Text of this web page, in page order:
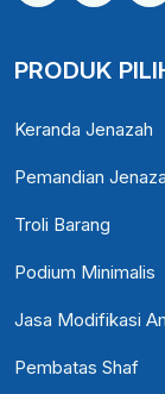
PRODUK
Keranda Jenazah
Pemandian
Troli Barang
Podium Minimalis
Jasa Modifikasi
Pembatas Shaf